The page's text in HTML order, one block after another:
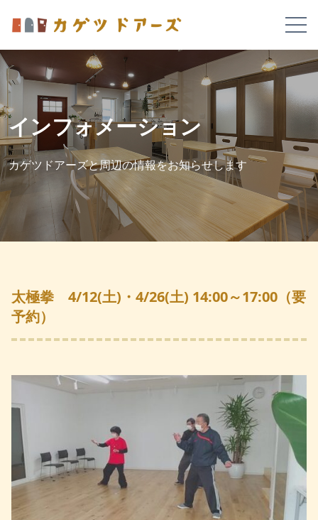
インフォメーション
カゲツドアーズと周辺の情報をお知らせします
太極拳 4/12(土)・4/26(土) 14:00～17:00（要
予約）